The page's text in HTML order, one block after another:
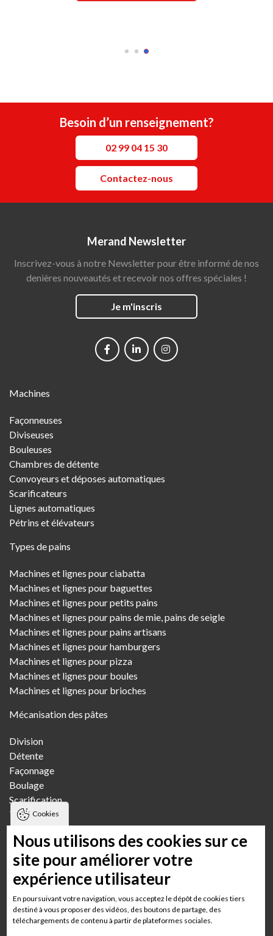
Besoin d’un renseignement?
02 99 04 15 30
Contactez-nous
Merand Newsletter
Inscrivez-vous à notre Newsletter pour être informé de nos
denières nouveautés et recevoir nos offres spéciales !
Je m'inscris
Menu
Machines
Façonneuses
Diviseuses
Bouleuses
Chambres de détente
Convoyeurs et déposes automatiques
Scarificateurs
Lignes automatiques
Pétrins et élévateurs
Types de pains
Machines et lignes pour ciabatta
Machines et lignes pour baguettes
Machines et lignes pour petits pains
Machines et lignes pour pains de mie, pains de seigle
Machines et lignes pour pains artisans
Machines et lignes pour hamburgers
Machines et lignes pour pizza
Machines et lignes pour boules
Machines et lignes pour brioches
Mécanisation des pâtes
Division
Détente
Façonnage
Boulage
Scarification
Transfert
Pétrissage
Fournils
Boulangerie artisanale
Boulangerie artisanale multi-boutiques
Boulangerie semi-industrielle
Boulangerie GMS Grande surface
Cookies
Nous utilisons des cookies sur ce
site pour améliorer votre
expérience utilisateur
En poursuivant votre navigation, vous acceptez le dépôt de cookies tiers
destiné à vous proposer des vidéos, des boutons de partage, des
téléchargements de contenu à partir de plateformes sociales.